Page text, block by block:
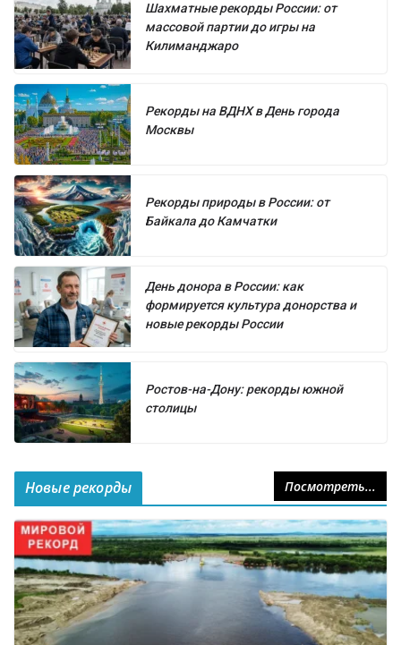
Шахматные рекорды России: от
массовой партии до игры на
Килиманджаро
Рекорды на ВДНХ в День города
Москвы
Рекорды природы в России: от
Байкала до Камчатки
День донора в России: как
формируется культура донорства и
новые рекорды России
Ростов-на-Дону: рекорды южной
столицы
Новые рекорды Посмотреть...